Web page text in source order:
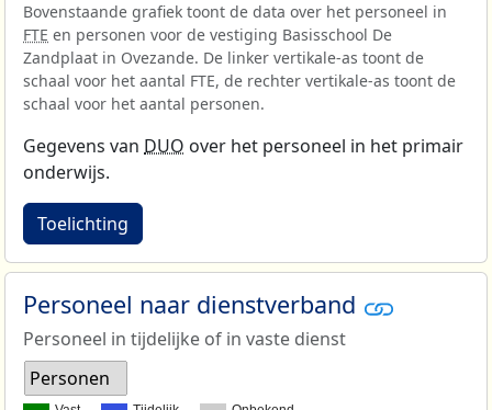
Bovenstaande grafiek toont de data over het personeel in
FTE en personen voor de vestiging Basisschool De
Zandplaat in Ovezande. De linker vertikale-as toont de
schaal voor het aantal FTE, de rechter vertikale-as toont de
schaal voor het aantal personen.
Gegevens van DUO over het personeel in het primair
onderwijs.
Toelichting
Personeel naar dienstverband
Personeel in tijdelijke of in vaste dienst
Personen